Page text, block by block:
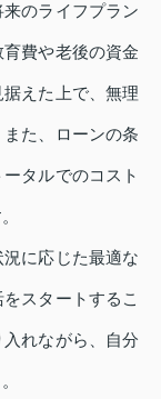
のライフプラン
費や老後の資金
えた上で、無理
た、ローンの条
タルでのコスト
に応じた最適な
スタートするこ
れながら、自分